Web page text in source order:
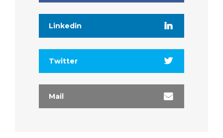
Linkedin
Twitter
Mail